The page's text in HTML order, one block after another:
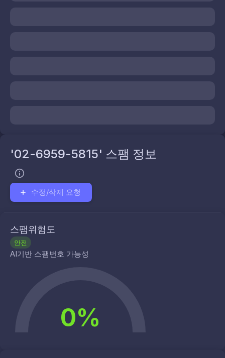
'02-6959-5815' 스팸 정보
수정/삭제 요청
스팸위험도
안전
AI기반 스팸번호 가능성
0%